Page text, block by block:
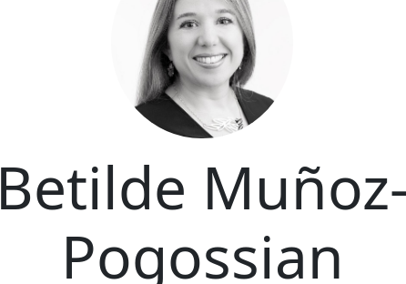
Betilde
Pogossian